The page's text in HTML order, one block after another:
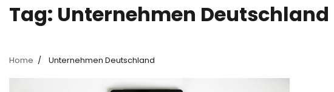
Tag: Unternehmen Deutschland
Home Unternehmen Deutschland